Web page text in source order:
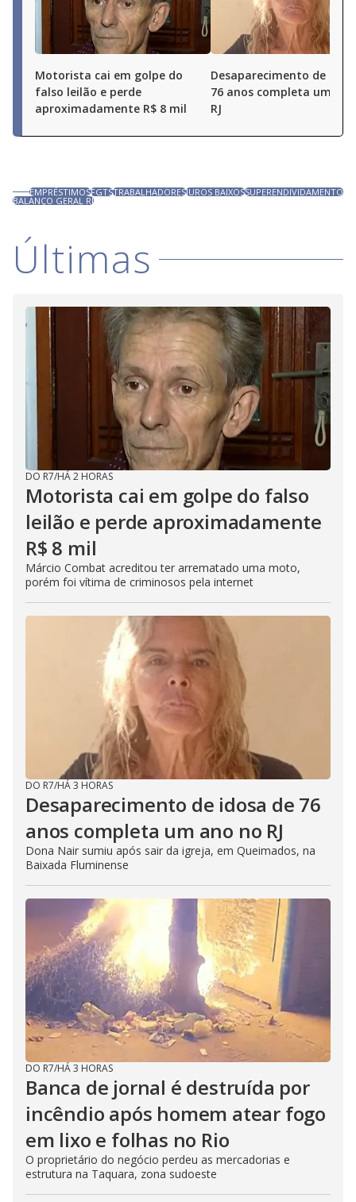
Motorista cai em golpe do
falso leilão e perde
aproximadamente R$ 8 mil
Desaparecimento de
76 anos completa um
RJ
EMPRÉSTIMOSFGTSTRABALHADORESJUROS BAIXOSSUPERENDIVIDAMENTO
BALANÇO GERAL RJ
Últimas
DO R7/HÁ 2 HORAS
Motorista cai em golpe do falso
leilão e perde aproximadamente
R$ 8 mil
Márcio Combat acreditou ter arrematado uma moto,
porém foi vítima de criminosos pela internet
DO R7/HÁ 3 HORAS
Desaparecimento de idosa de 76
anos completa um ano no RJ
Dona Nair sumiu após sair da igreja, em Queimados, na
Baixada Fluminense
DO R7/HÁ 3 HORAS
Banca de jornal é destruída por
incêndio após homem atear fogo
em lixo e folhas no Rio
O proprietário do negócio perdeu as mercadorias e
estrutura na Taquara, zona sudoeste